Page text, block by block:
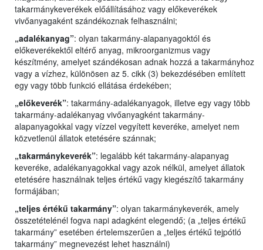
takarmánykeverékek előállításához vagy előkeverékek
vivőanyagaként szándékoznak felhasználni;
„adalékanyag”: olyan takarmány-alapanyagoktól és
előkeverékektől eltérő anyag, mikroorganizmus vagy
készítmény, amelyet szándékosan adnak hozzá a takarmányhoz
vagy a vízhez, különösen az 5. cikk (3) bekezdésében említett
egy vagy több funkció ellátása érdekében;
„előkeverék”: takarmány-adalékanyagok, illetve egy vagy több
takarmány-adalékanyag vivőanyagként takarmány-
alapanyagokkal vagy vízzel vegyített keveréke, amelyet nem
közvetlenül állatok etetésére szánnak;
„takarmánykeverék”: legalább két takarmány-alapanyag
keveréke, adalékanyagokkal vagy azok nélkül, amelyet állatok
etetésére használnak teljes értékű vagy kiegészítő takarmány
formájában;
„teljes értékű takarmány”: olyan takarmánykeverék, amely
összetételénél fogva napi adagként elegendő; (a „teljes értékű
takarmány” esetében értelemszerűen a „teljes értékű tejpótló
takarmány” megnevezést lehet használni)